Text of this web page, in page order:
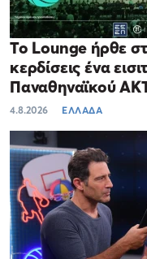
Το Lounge ήρθε
κερδίσεις ένα
Παναθηναϊκού
4.8.2026 ΕΛΛΑΔΑ